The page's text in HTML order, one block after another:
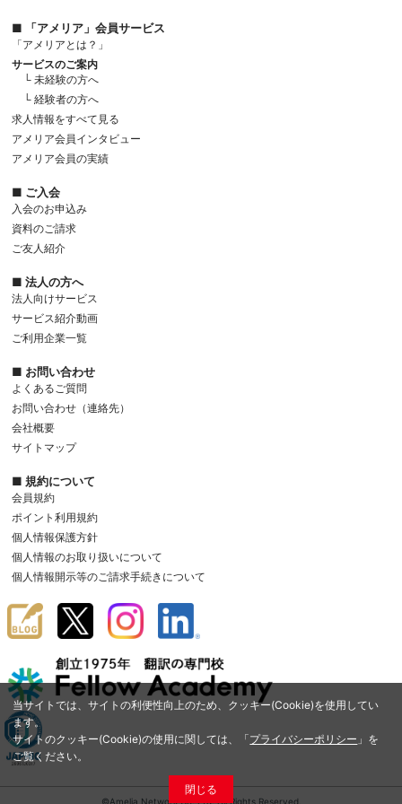
当サイトでは、サイトの利便性向上のため、クッキー(Cookie)を使用してい
ます。
サイトのクッキー(Cookie)の使用に関しては、「プライバシーポリシー 」を
ご覧ください。
閉じる
■ 「アメリア」会員サービス
「アメリアとは？」
サービスのご案内
└ 未経験の方へ
└ 経験者の方へ
求人情報をすべて見る
アメリア会員インタビュー
アメリア会員の実績
■ ご入会
入会のお申込み
資料のご請求
ご友人紹介
■ 法人の方へ
法人向けサービス
サービス紹介動画
ご利用企業一覧
■ お問い合わせ
よくあるご質問
お問い合わせ（連絡先）
会社概要
サイトマップ
■ 規約について
会員規約
ポイント利用規約
個人情報保護方針
個人情報のお取り扱いについて
個人情報開示等のご請求手続きについて
©Amelia Network Co.,Ltd. All Rights Reserved.